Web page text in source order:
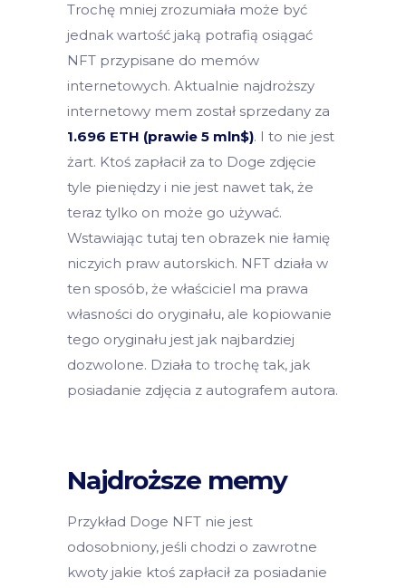
Trochę mniej zrozumiała może być
jednak wartość jaką potrafią osiągać
NFT przypisane do memów
internetowych. Aktualnie najdroższy
internetowy mem został sprzedany za
1.696 ETH (prawie 5 mln$). I to nie jest
żart. Ktoś zapłacił za to Doge zdjęcie
tyle pieniędzy i nie jest nawet tak, że
teraz tylko on może go używać.
Wstawiając tutaj ten obrazek nie łamię
niczyich praw autorskich. NFT działa w
ten sposób, że właściciel ma prawa
własności do oryginału, ale kopiowanie
tego oryginału jest jak najbardziej
dozwolone. Działa to trochę tak, jak
posiadanie zdjęcia z autografem autora.
Najdroższe memy
Przykład Doge NFT nie jest
odosobniony, jeśli chodzi o zawrotne
kwoty jakie ktoś zapłacił za posiadanie